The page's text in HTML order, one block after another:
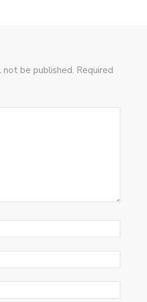
be published. Required